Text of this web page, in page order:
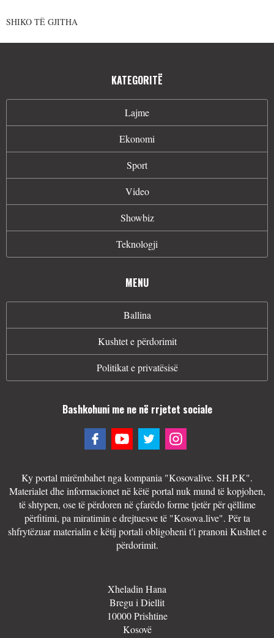
SHIKO TË GJITHA
KATEGORITË
Lajme
Ekonomi
Sport
Video
Showbiz
Teknologji
MENU
Ballina
Kushtet e përdorimit
Politikat e privatësisë
Bashkohuni me ne në rrjetet sociale
Ky portal mirëmbahet nga kompania "Kosovalive. SH.P.K".
Materialet dhe informacionet në këtë portal nuk mund të kopjohen,
të shtypen, ose të përdoren në çfarëdo forme tjetër për qëllime
përfitimi, pa miratimin e drejtuesve të "Kosova.live". Për ta
shfrytëzuar materialin e këtij portali obligoheni t'i pranoni Kushtet e
përdorimit.
Xheladin Hana
Bregu i Diellit
10000 Prishtine
Kosovë